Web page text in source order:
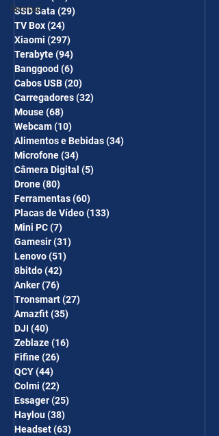
Gimbal
SSD Sata (29)
TV Box(24)
Xiaomi (297)
Terabyte(94)
Banggood (6)
Cabos USB(20)
Carregadores(32)
Mouse(68)
Webcam(10)
Alimentos e Bebidas(34)
Microfone(34)
Câmera Digital (5)
Drone(80)
Ferramentas(60)
Placas de Vídeo(133)
Mini PC(7)
Gamesir(31)
Lenovo(51)
8bitdo(42)
Anker(76)
Tronsmart(27)
Amazfit(35)
DJI (40)
Zeblaze(16)
Fifine(26)
QCY(44)
Colmi (22)
Essager(25)
Haylou(38)
Headset(63)